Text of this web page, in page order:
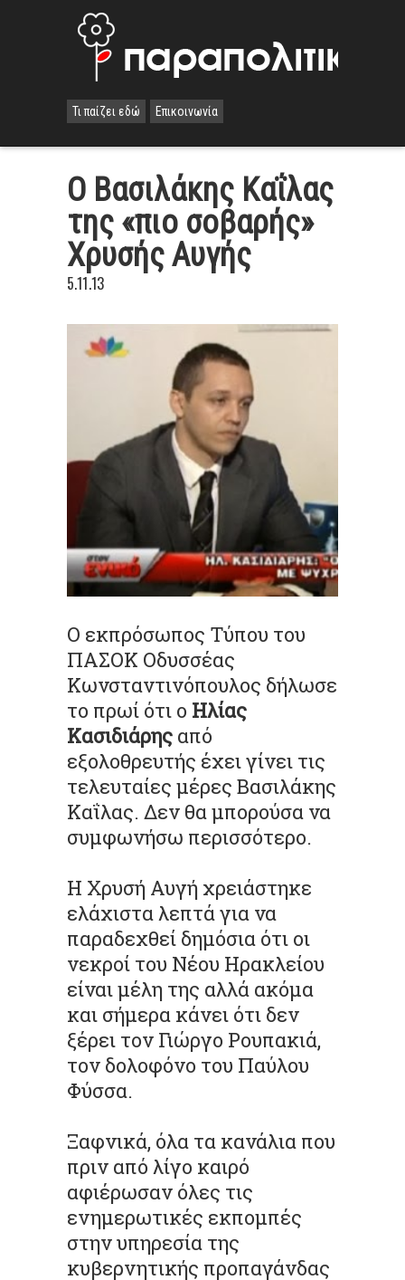
Τι παίζει εδώ Επικοινωνία
Ο Βασιλάκης Καΐλας
της «πιο σοβαρής»
Χρυσής Αυγής
5.11.13
Ο εκπρόσωπος Τύπου του
ΠΑΣΟΚ Οδυσσέας
Κωνσταντινόπουλος δήλωσε
το πρωί ότι ο Ηλίας
Κασιδιάρης από
εξολοθρευτής έχει γίνει τις
τελευταίες μέρες Βασιλάκης
Καΐλας. Δεν θα μπορούσα να
συμφωνήσω περισσότερο.
Η Χρυσή Αυγή χρειάστηκε
ελάχιστα λεπτά για να
παραδεχθεί δημόσια ότι οι
νεκροί του Νέου Ηρακλείου
είναι μέλη της αλλά ακόμα
και σήμερα κάνει ότι δεν
ξέρει τον Γιώργο Ρουπακιά,
τον δολοφόνο του Παύλου
Φύσσα.
Ξαφνικά, όλα τα κανάλια που
πριν από λίγο καιρό
αφιέρωσαν όλες τις
ενημερωτικές εκπομπές
στην υπηρεσία της
κυβερνητικής προπαγάνδας